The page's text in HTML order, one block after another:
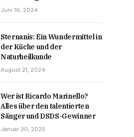
Juni 16, 2024
Sternanis: Ein Wundermittel in
der Küche und der
Naturheilkunde
August 21, 2024
Wer ist Ricardo Marinello?
Alles über den talentierten
Sänger und DSDS-Gewinner
Januar 30, 2025